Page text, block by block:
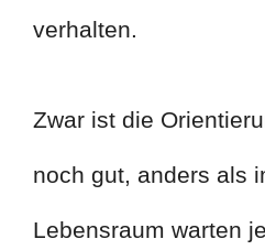
verhalten.
Zwar ist die
noch gut, anders als
Lebensraum warten